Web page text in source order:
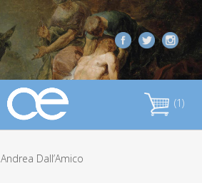
(1)
Andrea Dall’Amico